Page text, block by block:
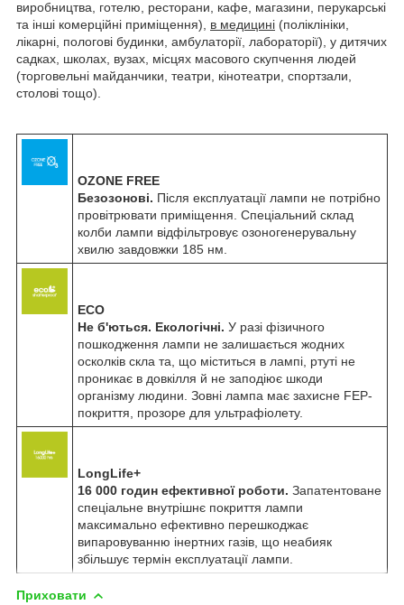
виробництва, готелю, ресторани, кафе, магазини, перукарські
та інші комерційні приміщення), в медицині (поліклініки,
лікарні, пологові будинки, амбулаторії, лабораторії), у дитячих
садках, школах, вузах, місцях масового скупчення людей
(торговельні майданчики, театри, кінотеатри, спортзали,
столові тощо).
OZONE FREE
Безозонові. Після експлуатації лампи не потрібно
провітрювати приміщення. Спеціальний склад
колби лампи відфільтровує озоногенерувальну
хвилю завдовжки 185 нм.
ECO
Не б'ються. Екологічні. У разі фізичного
пошкодження лампи не залишається жодних
осколків скла та, що міститься в лампі, ртуті не
проникає в довкілля й не заподіює шкоди
організму людини. Зовні лампа має захисне FEP-
покриття, прозоре для ультрафіолету.
LongLife+
16 000 годин ефективної роботи. Запатентоване
спеціальне внутрішнє покриття лампи
максимально ефективно перешкоджає
випаровуванню інертних газів, що неабияк
збільшує термін експлуатації лампи.
Приховати